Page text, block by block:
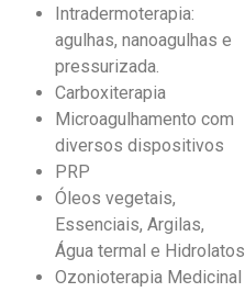
Intradermoterapia:
agulhas, nanoagulhas e
pressurizada.
Carboxiterapia
Microagulhamento com
diversos dispositivos
PRP
Óleos vegetais,
Essenciais, Argilas,
Água termal e Hidrolatos
Ozonioterapia Medicinal